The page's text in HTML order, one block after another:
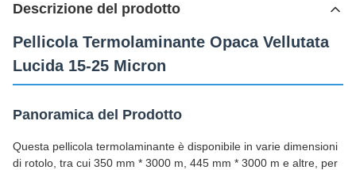
Descrizione del prodotto
Pellicola Termolaminante Opaca Vellutata
Lucida 15-25 Micron
Panoramica del Prodotto
Questa pellicola termolaminante è disponibile in varie dimensioni
di rotolo, tra cui 350 mm * 3000 m, 445 mm * 3000 m e altre, per